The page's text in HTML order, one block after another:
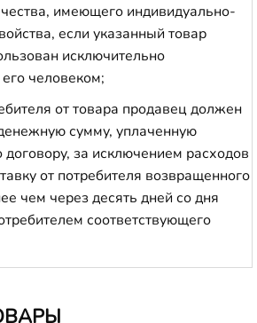
имеющего индивидуально-
если указанный товар
исключительно
человеком;
от товара продавец должен
сумму, уплаченную
договору, за исключением расходов
от потребителя возвращенного
чем через десять дней со дня
соответствующего